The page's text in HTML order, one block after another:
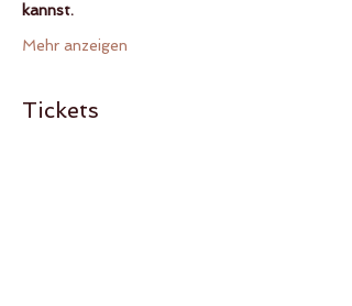
kannst.
Mehr anzeigen
Tickets